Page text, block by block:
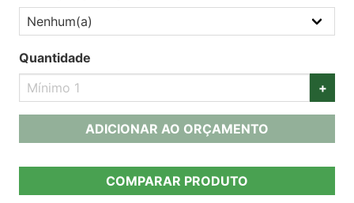
Quantidade
+
ADICIONAR AO ORÇAMENTO
COMPARAR PRODUTO